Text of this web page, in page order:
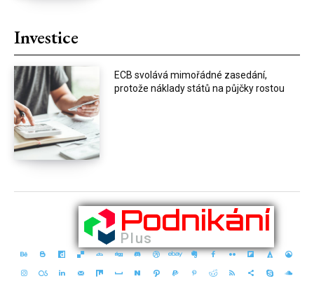
Investice
ECB svolává mimořádné zasedání,
protože náklady států na půjčky rostou
Podnikání
Plus